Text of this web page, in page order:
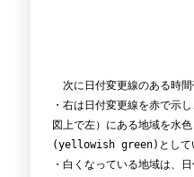
次に日付変更線のある時
・右は日付変更線を赤で示
図上で左）にある地域を
(yellowish green)として
・白くなっている地域は、